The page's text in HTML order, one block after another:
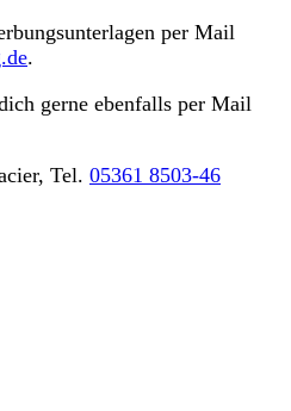
per Mail
.
gerne ebenfalls per Mail
Tel. 05361 8503-46